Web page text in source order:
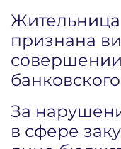
Жительница
признана
За
в сфере